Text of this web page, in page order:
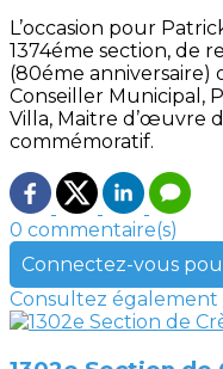
L’occasion pour
1374éme section, de
(80éme anniversaire)
Conseiller Municipal,
Villa, Maitre d’œuvre
commémoratif.
0 commentaire(s)
Connectez-vous
Consultez également